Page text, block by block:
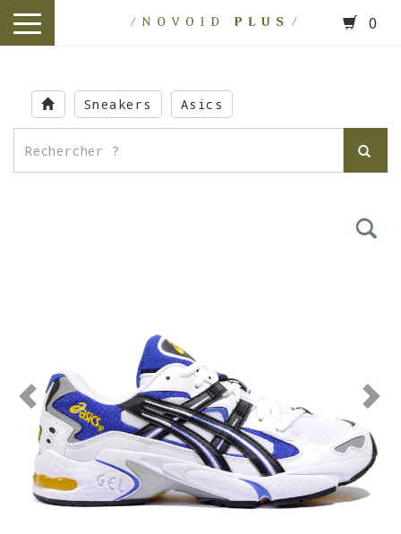
main
content
toggle
0
Sneakers Asics